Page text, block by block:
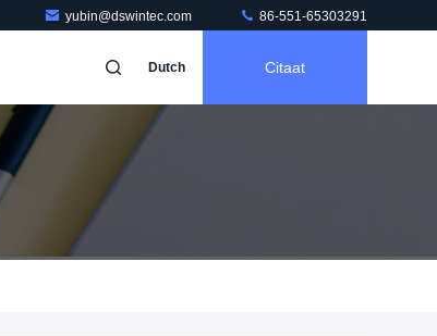
yubin@dswintec.com 86-551-65303291
Dutch Citaat